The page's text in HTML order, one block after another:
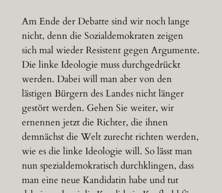
Am Ende der Debatte sind wir noch lange
nicht, denn die Sozialdemokraten zeigen
sich mal wieder Resistent gegen Argumente.
Die linke Ideologie muss durchgedrückt
werden. Dabei will man aber von den
lästigen Bürgern des Landes nicht länger
gestört werden. Gehen Sie weiter, wir
ernennen jetzt die Richter, die ihnen
demnächst die Welt zurecht richten werden,
wie es die linke Ideologie will. So lässt man
nun spezialdemokratisch durchklingen, dass
man eine neue Kandidatin habe und tut